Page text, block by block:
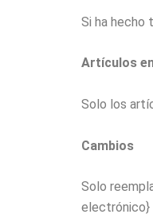
Si ha hecho
Artículos
Solo los
Cambios
Solo
electrónico}